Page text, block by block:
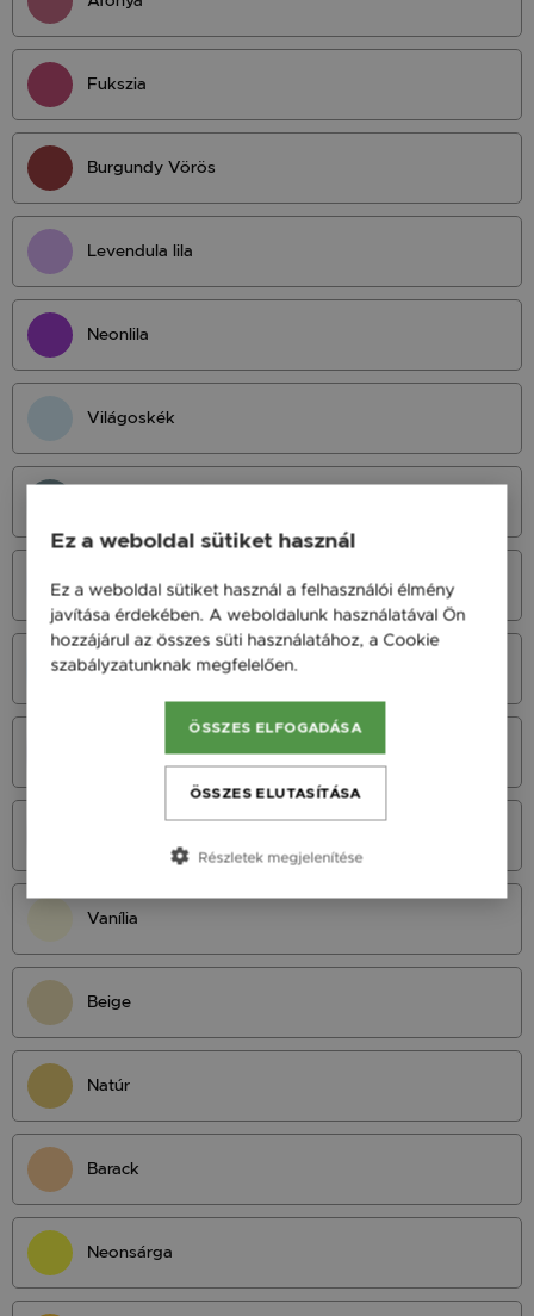
Fukszia
Burgundy Vörös
Levendula lila
Neonlila
Világoskék
Azúrkék
Neonkék
Vanília
Beige
Natúr
Barack
Neonsárga
Ez a weboldal sütiket használ
Ez a weboldal sütiket használ a felhasználói élmény
javítása érdekében. A weboldalunk használatával Ön
hozzájárul az összes süti használatához, a Cookie
szabályzatunknak megfelelően.
ÖSSZES ELFOGADÁSA
ÖSSZES ELUTASÍTÁSA
Részletek megjelenítése